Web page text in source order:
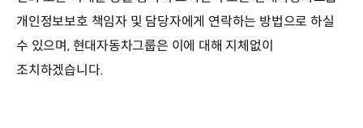
개인정보보호 책임자 및 담당자에게 연락하는 방법으로 하실
수 있으며, 현대자동차그룹은 이에 대해 지체없이
조치하겠습니다.